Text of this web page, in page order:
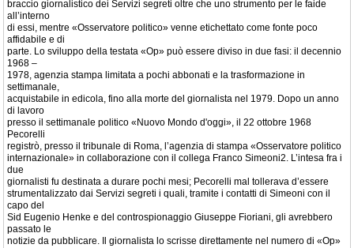
braccio giornalistico dei Servizi segreti oltre che uno strumento per le faide
all’interno
di essi, mentre «Osservatore politico» venne etichettato come fonte poco
affidabile e di
parte. Lo sviluppo della testata «Op» può essere diviso in due fasi: il decennio
1968 –
1978, agenzia stampa limitata a pochi abbonati e la trasformazione in
settimanale,
acquistabile in edicola, fino alla morte del giornalista nel 1979. Dopo un anno
di lavoro
presso il settimanale politico «Nuovo Mondo d'oggi», il 22 ottobre 1968
Pecorelli
registrò, presso il tribunale di Roma, l’agenzia di stampa «Osservatore politico
internazionale» in collaborazione con il collega Franco Simeoni2. L’intesa fra i
due
giornalisti fu destinata a durare pochi mesi; Pecorelli mal tollerava d’essere
strumentalizzato dai Servizi segreti i quali, tramite i contatti di Simeoni con il
capo del
Sid Eugenio Henke e del controspionaggio Giuseppe Fioriani, gli avrebbero
passato le
notizie da pubblicare. Il giornalista lo scrisse direttamente nel numero di «Op»